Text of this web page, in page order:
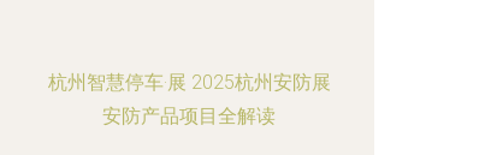
杭州智慧停车·展 2025杭州安防展
安防产品项目全解读